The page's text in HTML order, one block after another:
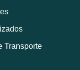
Transporte